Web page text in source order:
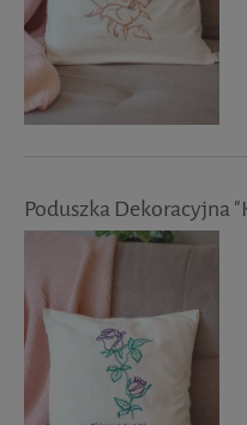
Poduszka Dekoracyjna